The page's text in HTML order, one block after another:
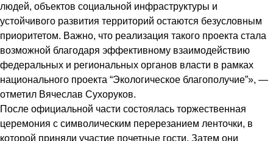
людей, объектов социальной инфраструктуры и
устойчивого развития территорий остаются безусловным
приоритетом. Важно, что реализация такого проекта стала
возможной благодаря эффективному взаимодействию
федеральных и региональных органов власти в рамках
национального проекта “Экологическое благополучие”», —
отметил Вячеслав Сухоруков.
После официальной части состоялась торжественная
церемония с символическим перерезанием ленточки, в
которой приняли участие почетные гости. Затем они